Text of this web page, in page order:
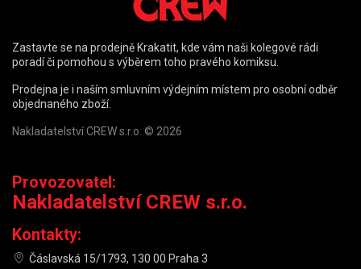
Zastavte se na prodejně Krakatit, kde vám naši kolegové rádi
poradí či pomohou s výběrem toho pravého komiksu.
Prodejna je i naším smluvním výdejním místem pro osobní odběr
objednaného zboží.
Nakladatelství CREW s.r.o. © 2026
Provozovatel:
Nakladatelství CREW s.r.o.
Kontakty:
Čáslavská 15/1793, 130 00 Praha 3